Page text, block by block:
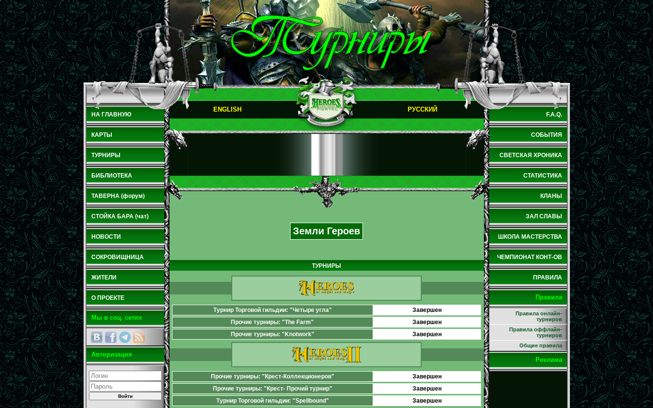
НА ГЛАВНУЮ
КАРТЫ
ТУРНИРЫ
БИБЛИОТЕКА
ТАВЕРНА (форум)
СТОЙКА БАРА (чат)
НОВОСТИ
СОКРОВИЩНИЦА
ЖИТЕЛИ
О ПРОЕКТЕ
Мы в соц. сетях
Авторизация
ENGLISH РУССКИЙ
Земли Героев
ТУРНИРЫ
Турнир Торговой гильдии: "Четыре угла"
Завершен
Прочие турниры: "The Farm"
Завершен
Прочие турниры: "Knotwork"
Завершен
Прочие турниры: "Крест-Коллекционеров"
Завершен
Прочие турниры: "Крест- Прочий турнир"
Завершен
Турнир Торговой гильдии: "Spellbound"
Завершен
F.A.Q.
СОБЫТИЯ
СВЕТСКАЯ ХРОНИКА
СТАТИСТИКА
КЛАНЫ
ЗАЛ СЛАВЫ
ШКОЛА МАСТЕРСТВА
ЧЕМПИОНАТ КОНТ-ОВ
ПРАВИЛА
Правила
Правила онлайн-
турниров
Правила оффлайн-
турниров
Общие правила
Реклама